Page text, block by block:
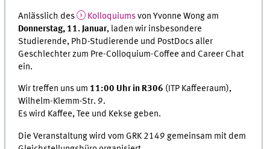
Anlässlich des Kolloquiumsvon Yvonne Wong am
Donnerstag, 11. Januar, laden wir insbesondere
Studierende, PhD-Studierende und PostDocs aller
Geschlechter zum Pre-Colloquium-Coffee and Career Chat
ein.
Wir treffen uns um 11:00 Uhr in R306 (ITP Kaffeeraum),
Wilhelm-Klemm-Str. 9.
Es wird Kaffee, Tee und Kekse geben.
Die Veranstaltung wird vom GRK 2149 gemeinsam mit dem